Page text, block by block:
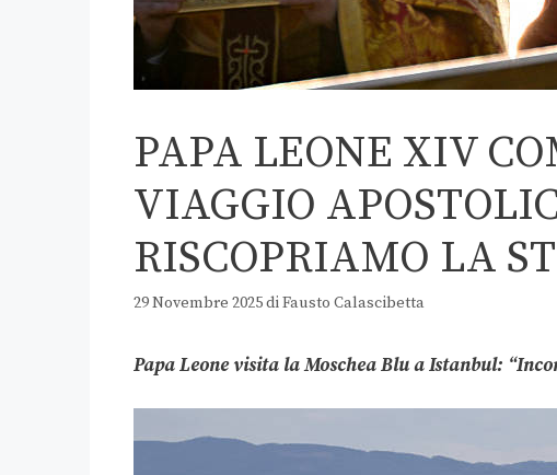
PAPA LEONE XIV
VIAGGIO
RISCOPRIAMO LA
29 Novembre 2025diFausto Calascibetta
Papa Leone visita la Moschea Blu a Istanbul: